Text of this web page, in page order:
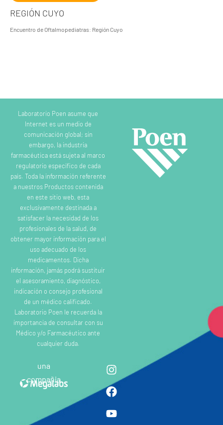
REGIÓN CUYO
Encuentro de Oftalmopediatras: Región Cuyo
Laboratorio Poen asume que
Internet es un medio de
comunicación global; sin
embargo, la industria
farmacéutica está sujeta al marco
regulatorio específico de cada
país. Toda la información referente
a nuestros Productos contenida
en este sitio web, esta
exclusivamente destinada a
satisfacer la necesidad de los
profesionales de la salud, de
obtener mayor información para el
uso adecuado de los
medicamentos. Dicha
información, jamás podrá sustituir
el asesoramiento, diagnóstico,
indicación o consejo profesional
de un médico calificado.
Laboratorio Poen le recuerda la
importancia de consultar con su
Médico y/o Farmacéutico ante
cualquier duda.
una
compañia